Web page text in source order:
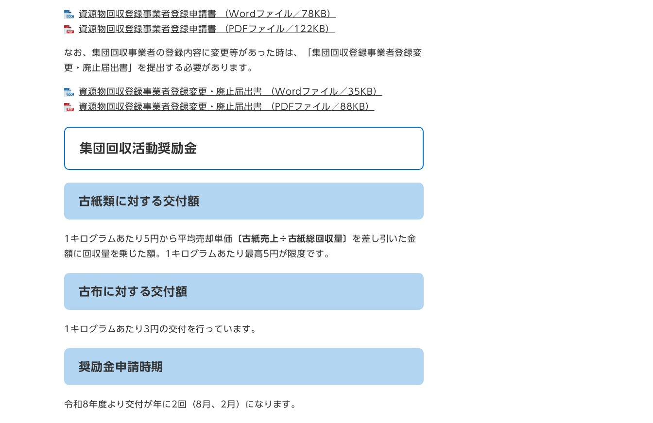
資源物回収登録事業者登録申請書 （Wordファイル／78KB）
資源物回収登録事業者登録申請書 （PDFファイル／122KB）
なお、集団回収事業者の登録内容に変更等があった時は、「集団回収登録事業者登録変
更・廃止届出書」を提出する必要があります。
資源物回収登録事業者登録変更・廃止届出書 （Wordファイル／35KB）
資源物回収登録事業者登録変更・廃止届出書 （PDFファイル／88KB）
集団回収活動奨励金
古紙類に対する交付額
1キログラムあたり5円から平均売却単価 〔古紙売上÷古紙総回収量〕 を差し引いた金
額に回収量を乗じた額。1キログラムあたり最高5円が限度です。
古布に対する交付額
1キログラムあたり3円の交付を行っています。
奨励金申請時期
令和8年度より交付が年に2回（8月、2月）になります。